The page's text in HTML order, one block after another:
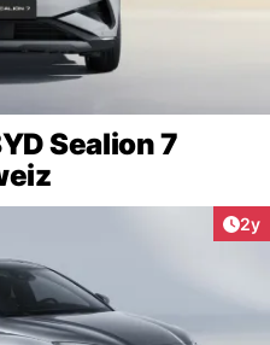
Sealion 7
2y